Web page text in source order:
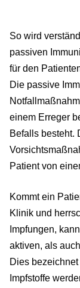
So wird
passiven
für den
Die passive
einem Erreger
Befalls besteht.
Patient von
Kommt ein
Klinik und
Impfungen,
aktiven, als
Dies
Impfstoffe